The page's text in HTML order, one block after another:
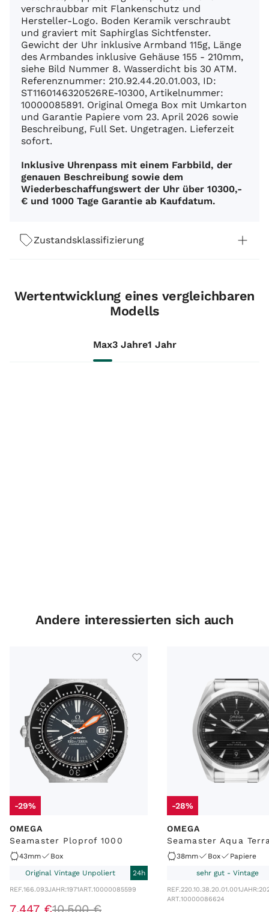
verschraubbar mit Flankenschutz und
Hersteller-Logo. Boden Keramik verschraubt
und graviert mit Saphirglas Sichtfenster.
Gewicht der Uhr inklusive Armband 115g, Länge
des Armbandes inklusive Gehäuse 155 - 210mm,
siehe Bild Nummer 8. Wasserdicht bis 30 ATM.
Referenznummer: 210.92.44.20.01.003, ID:
ST1160146320526RE-10300, Artikelnummer:
10000085891. Original Omega Box mit Umkarton
und Garantie Papiere vom 23. April 2026 sowie
Beschreibung, Full Set. Ungetragen. Lieferzeit
sofort.
Inklusive Uhrenpass mit einem Farbbild, der
genauen Beschreibung sowie dem
Wiederbeschaffungswert der Uhr über 10300,-
€ und 1000 Tage Garantie ab Kaufdatum.
Zustandsklassifizierung
Wertentwicklung eines vergleichbaren
Modells
Max3 Jahre1 Jahr
Andere interessierten sich auch
-29%
OMEGA
Seamaster Ploprof 1000
43mm
Box
Original Vintage Unpoliert
24h
REF.166.093JAHR:1971ART.10000085599
7.447 €10.500 €
-28%
OMEGA
Seamaster Aqua
38mm Box
Papiere
sehr gut - Vintage
REF.220.10.38.20.01.001JAHR:
ART.10000086624